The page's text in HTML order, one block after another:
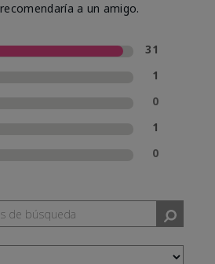
a un amigo.
31
1
0
1
0